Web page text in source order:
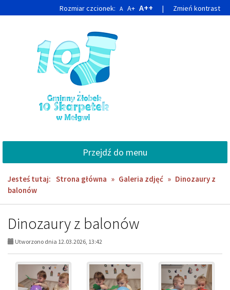
do
do
Rozmiar czcionek: A A+ A++ | Zmień kontrast
Przejdź do menu
Jesteś tutaj: Strona główna » Galeria zdjęć » Dinozaury z
balonów
Dinozaury z balonów
Utworzono dnia 12.03.2026, 13:42